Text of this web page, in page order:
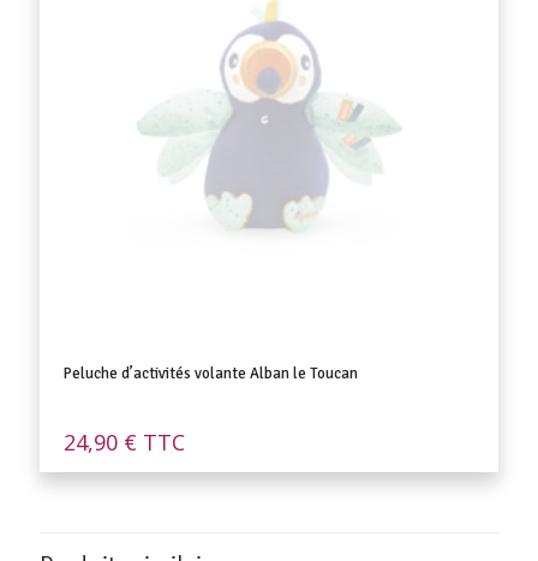
Peluche d’activités volante Alban le Toucan
24,90 € TTC